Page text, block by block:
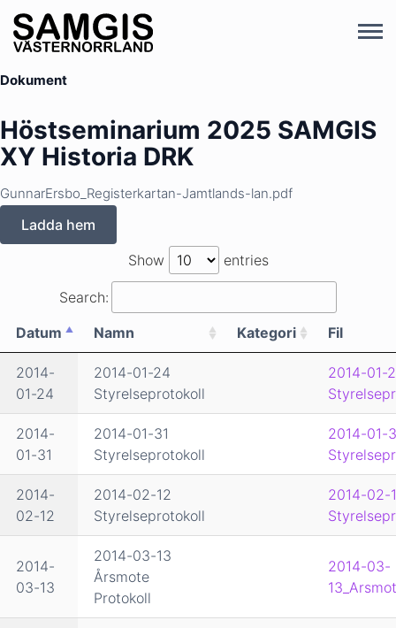
Dokument
Höstseminarium 2025 SAMGIS
XY Historia DRK
GunnarErsbo_Registerkartan-Jamtlands-lan.pdf
Ladda hem
Show
entries
Search:
Datum
Namn Kategori Fil
2014-
01-24
2014-01-24
Styrelseprotokoll
2014-01-
2014-
01-31
2014-01-31
Styrelseprotokoll
2014-01-
2014-
02-12
2014-02-12
Styrelseprotokoll
2014-02-
2014-
03-13
2014-03-13
Årsmote
Protokoll
2014-03-